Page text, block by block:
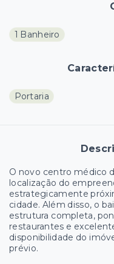
1 Banheiro
Portaria
O novo centro médico
localização do
estrategicamente
cidade. Além disso, o
estrutura completa,
restaurantes e
disponibilidade do
prévio.